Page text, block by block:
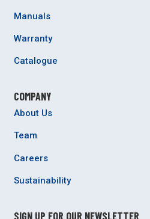
Manuals
Warranty
Catalogue
COMPANY
About Us
Team
Careers
Sustainability
SIGN UP FOR OUR NEWSLETTER